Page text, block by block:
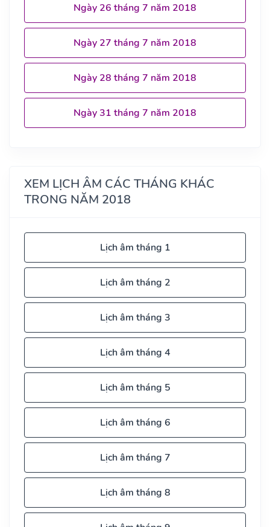
Ngày 26 tháng 7 năm 2018
Ngày 27 tháng 7 năm 2018
Ngày 28 tháng 7 năm 2018
Ngày 31 tháng 7 năm 2018
XEM LỊCH ÂM CÁC THÁNG KHÁC
TRONG NĂM 2018
Lịch âm tháng 1
Lịch âm tháng 2
Lịch âm tháng 3
Lịch âm tháng 4
Lịch âm tháng 5
Lịch âm tháng 6
Lịch âm tháng 7
Lịch âm tháng 8